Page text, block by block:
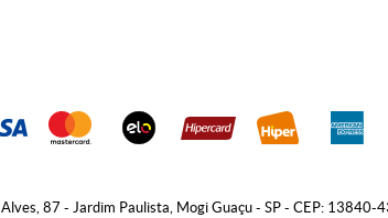
87 - Jardim Paulista, Mogi Guaçu - SP - CEP: 13840-